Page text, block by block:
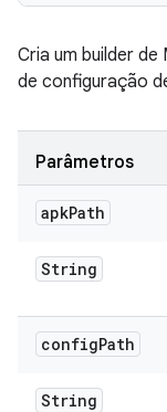
Cria um builder
de configuração
Parâmetros
apkPath
String
configPath
String